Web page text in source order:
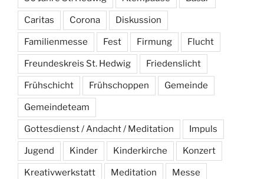
Caritas Corona Diskussion
Familienmesse Fest Firmung Flucht
Freundeskreis St. Hedwig Friedenslicht
Frühschicht Frühschoppen Gemeinde
Gemeindeteam
Gottesdienst / Andacht / Meditation Impuls
Jugend Kinder Kinderkirche Konzert
Kreativwerkstatt Meditation Messe